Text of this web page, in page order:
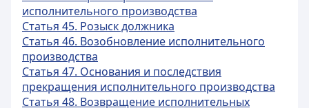
исполнительного производства
Статья 45. Розыск должника
Статья 46. Возобновление исполнительного
производства
Статья 47. Основания и последствия
прекращения исполнительного производства
Статья 48. Возвращение исполнительных